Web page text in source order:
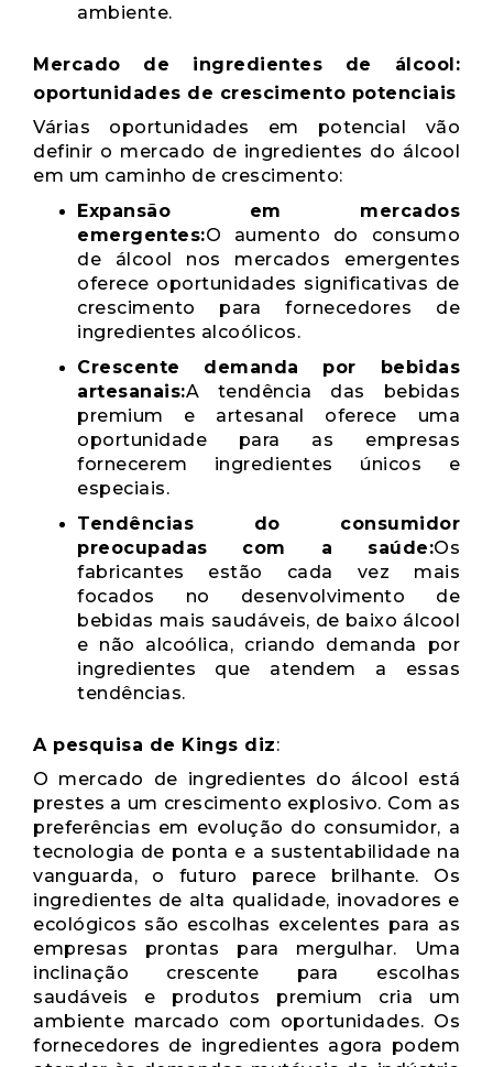
ambiente.
Mercado de ingredientes de álcool:
oportunidades de crescimento potenciais
Várias oportunidades em potencial vão
definir o mercado de ingredientes do álcool
em um caminho de crescimento:
Expansão em mercados
emergentes:O aumento do consumo
de álcool nos mercados emergentes
oferece oportunidades significativas de
crescimento para fornecedores de
ingredientes alcoólicos.
Crescente demanda por bebidas
artesanais:A tendência das bebidas
premium e artesanal oferece uma
oportunidade para as empresas
fornecerem ingredientes únicos e
especiais.
Tendências do consumidor
preocupadas com a saúde:Os
fabricantes estão cada vez mais
focados no desenvolvimento de
bebidas mais saudáveis, de baixo álcool
e não alcoólica, criando demanda por
ingredientes que atendem a essas
tendências.
A pesquisa de Kings diz:
O mercado de ingredientes do álcool está
prestes a um crescimento explosivo. Com as
preferências em evolução do consumidor, a
tecnologia de ponta e a sustentabilidade na
vanguarda, o futuro parece brilhante. Os
ingredientes de alta qualidade, inovadores e
ecológicos são escolhas excelentes para as
empresas prontas para mergulhar. Uma
inclinação crescente para escolhas
saudáveis ​​e produtos premium cria um
ambiente marcado com oportunidades. Os
fornecedores de ingredientes agora podem